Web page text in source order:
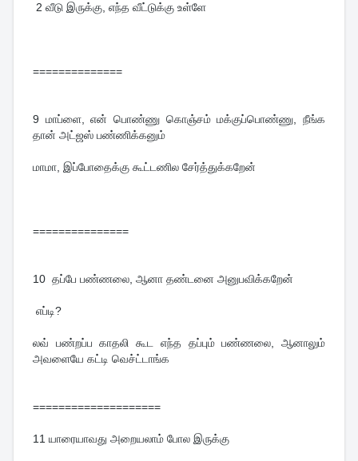
2 வீடு இருக்கு, எந்த வீட்டுக்கு உள்ளே
==============
9 மாப்ளை, என் பொண்ணு கொஞ்சம் மக்குப்பொண்ணு, நீங்க
தான் அட்ஜஸ் பண்ணிக்கனும்
மாமா, இப்போதைக்கு கூட்டணில சேர்த்துக்கறேன்
===============
10 தப்பே பண்ணலை, ஆனா தண்டனை அனுபவிக்கறேன்
எப்டி?
லவ் பண்றப்ப காதலி கூட எந்த தப்பும் பண்ணலை, ஆனாலும்
அவளையே கட்டி வெச்ட்டாங்க
====================
11 யாரையாவது அறையலாம் போல இருக்கு